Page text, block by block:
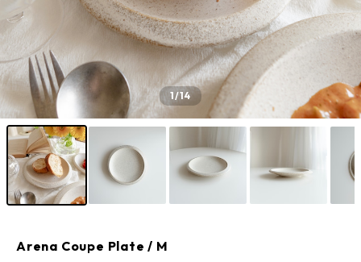
1/14
Arena Coupe Plate / M